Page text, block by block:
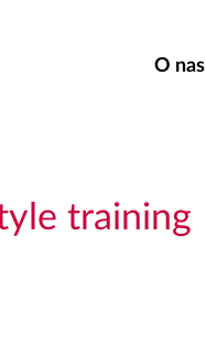
O nas
training